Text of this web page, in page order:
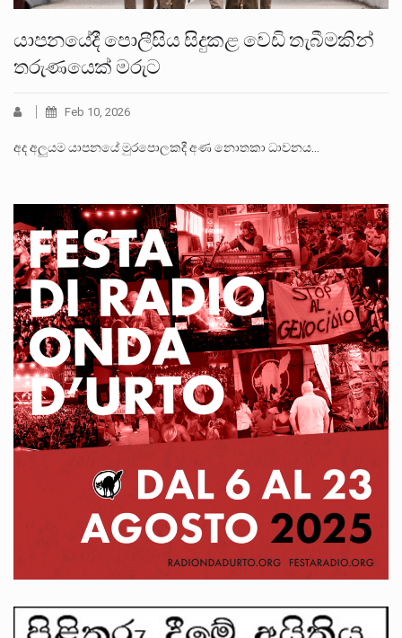
යාපනයේදී පොලීසිය සිදුකළ වෙඩි තැබීමකින්
තරුණයෙක් මරුට
Feb 10, 2026
අද අලුයම යාපනයේ මුරපොලකදී අණ නොතකා ධාවනය…